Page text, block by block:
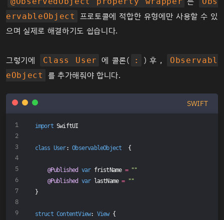
ervableObject
프로토콜에 적합한 유형에만 사용할 수 있
으며 실제로 해결하기도 쉽습니다.
그렇기에 Class User 에 콜론( : ) 후 ,
Observabl
eObject
를 추가해줘야 합니다.
SWIFT
import SwiftUI
class User: ObservableObject {
@Published var fristName = ""
@Published var lastName =
""
}
struct ContentView: View {